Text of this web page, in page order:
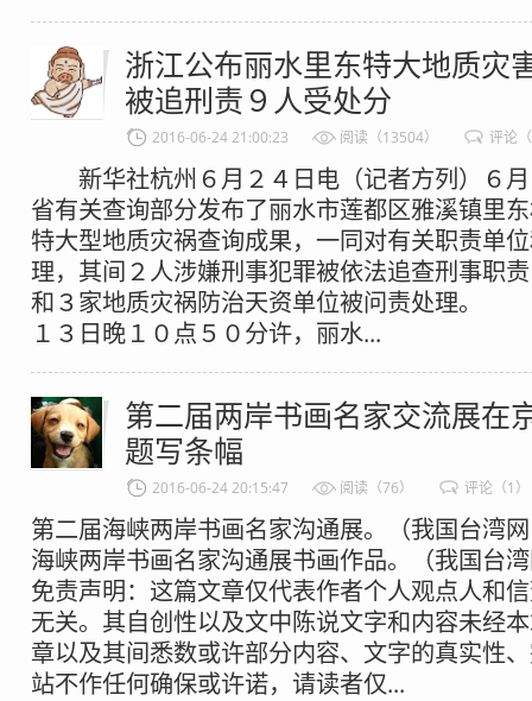
浙江公布丽水里东特大地质灾
被追刑责９人受处分
2016-06-24 21:00:23 阅读（13504） 评论
新华社杭州６月２４日电（记者方列）６月
省有关查询部分发布了丽水市莲都区雅溪镇里东
特大型地质灾祸查询成果，一同对有关职责单
理，其间２人涉嫌刑事犯罪被依法追查刑事职
和３家地质灾祸防治天资单位被问责处理。
１３日晚１０点５０分许，丽水...
第二届两岸书画名家交流展在
题写条幅
2016-06-24 20:15:47 阅读（76） 评论（1）
第二届海峡两岸书画名家沟通展。（我国台湾
海峡两岸书画名家沟通展书画作品。（我国
免责声明：这篇文章仅代表作者个人观点人和
无关。其自创性以及文中陈说文字和内容未经
章以及其间悉数或许部分内容、文字的真实性
站不作任何确保或许诺，请读者仅...